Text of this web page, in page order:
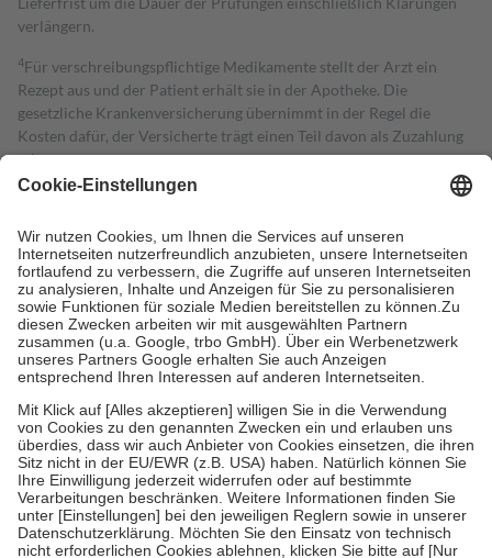
verlängern.
4Für verschreibungspflichtige Medikamente stellt der Arzt ein
Rezept aus und der Patient erhält sie in der Apotheke. Die
gesetzliche Krankenversicherung übernimmt in der Regel die
Kosten dafür, der Versicherte trägt einen Teil davon als Zuzahlung
mit.
Grundsätzlich leisten Mitglieder Zuzahlungen in Höhe von zehn
höchstens zehn Euro.
Es sind jedoch nie mehr als die tatsächlichen
Kosten der Leistung zu entrichten.
Diese Regeln gelten grundsätzlich auch für Online-Apotheken.
Bei Heilmitteln und häuslicher Krankenpflege beträgt die
Zuzahlung zehn Prozent der Kosten sowie zehn Euro je
Verordnung.
Um das Engagement der Versicherten für ihre eigene Gesundheit zu
stärken und die besondere Stellung der Familie zu unterstützen,
fallenkeine Zuzahlungenan bei:
• Kindern und Jugendlichen bis zum vollendeten 18. Lebensjahr
mit Ausnahme der Fahrkosten
• Untersuchungen zur Vorsorge und Früherkennung, die von der
GKV getragen werden
• empfohlenen Schutzimpfungen
• Harn- und Blutteststreifen